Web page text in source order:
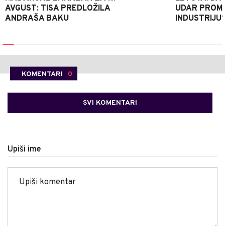
AVGUST: TISA PREDLOŽILA
ANDRAŠA BAKU
UDAR
KOMENTARI 0
SVI KOMENTARI
Upiši ime